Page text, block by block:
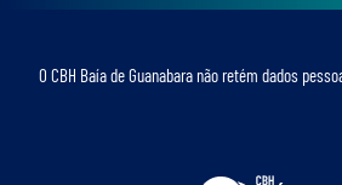
O CBH Baía de Guanabara não retém dados